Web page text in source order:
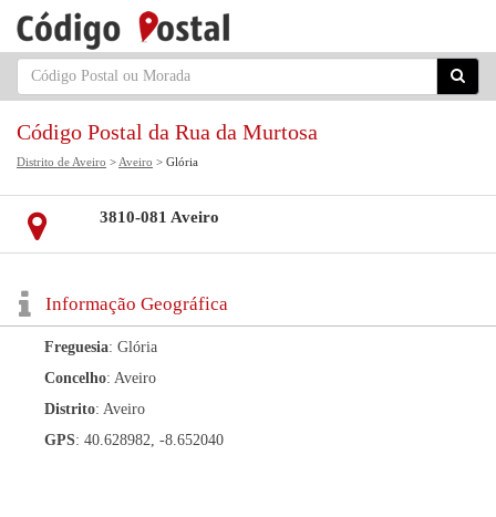
Código Postal da Rua da Murtosa
Distrito de Aveiro > Aveiro > Glória
3810-081 Aveiro
Informação Geográfica
Freguesia: Glória
Concelho: Aveiro
Distrito: Aveiro
GPS: 40.628982, -8.652040